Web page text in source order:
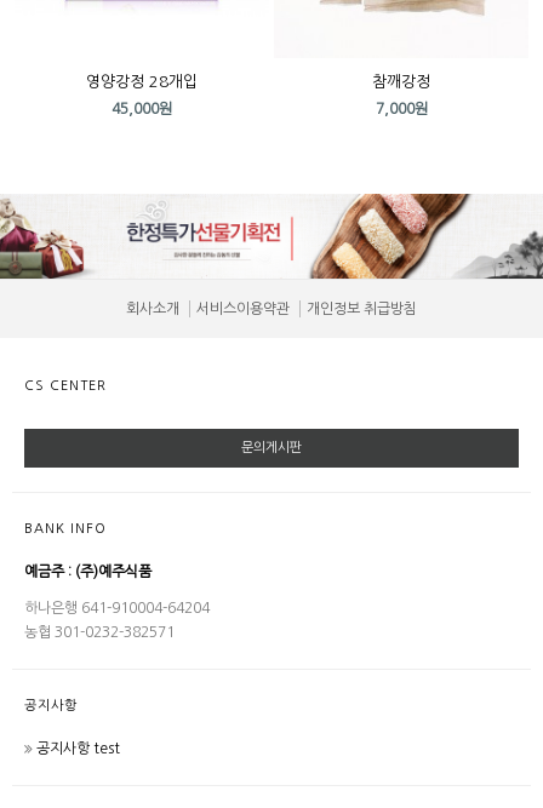
영양강정 28개입
45,000원
참깨강정
7,000원
회사소개 서비스이용약관 개인정보 취급방침
CS CENTER
문의게시판
BANK INFO
예금주 : (주)예주식품
하나은행 641-910004-64204
농협 301-0232-382571
공지사항
공지사항 test